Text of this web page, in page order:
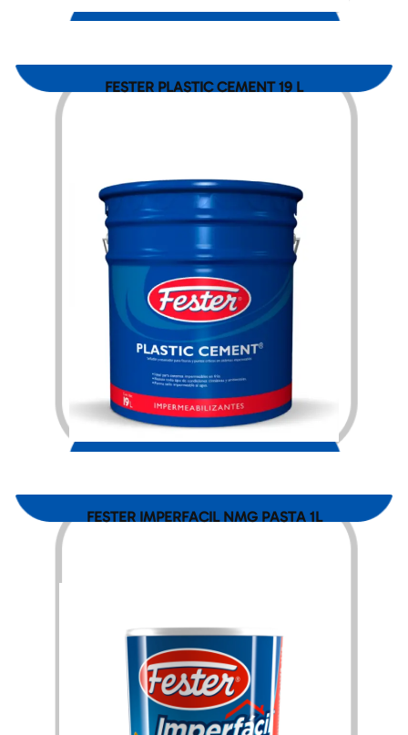
FESTER PLASTIC CEMENT 19 L
$2,688.00
FESTER IMPERFACIL NMG PASTA 1L